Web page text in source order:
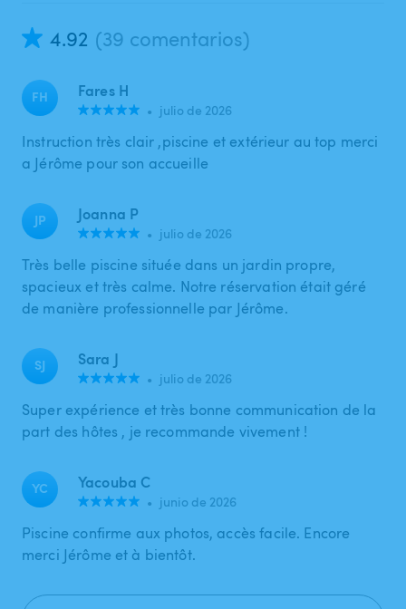
4.92 (39 comentarios)
FH Fares H
• julio de 2026
Instruction très clair ,piscine et extérieur au top merci
a Jérôme pour son accueille
JP Joanna P
• julio de 2026
Très belle piscine située dans un jardin propre,
spacieux et très calme. Notre réservation était géré
de manière professionnelle par Jérôme.
SJ Sara J
• julio de 2026
Super expérience et très bonne communication de la
part des hôtes , je recommande vivement !
YC Yacouba C
• junio de 2026
Piscine confirme aux photos, accès facile. Encore
merci Jérôme et à bientôt.